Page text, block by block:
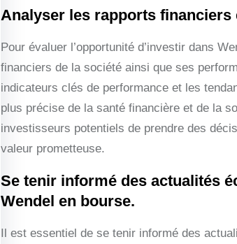
Analyser les rapports financiers
Pour évaluer l’opportunité d’investir dans
financiers de la société ainsi que ses
indicateurs clés de performance et les
plus précise de la santé financière et de la
investisseurs potentiels de prendre des
valeur prometteuse.
Se tenir informé des actualités
Wendel en bourse.
Il est essentiel de se tenir informé des